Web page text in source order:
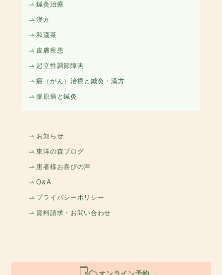
鍼灸治療
漢方
和漢茶
皮膚疾患
起立性調節障害
癌（がん）治療と鍼灸・漢方
膠原病と鍼灸
お知らせ
東洋の森ブログ
患者様お喜びの声
Q&A
プライバシーポリシー
資料請求・お問い合わせ